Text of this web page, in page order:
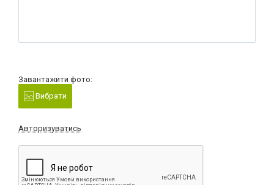
Завантажити фото:
Вибрати
Авторизуватись